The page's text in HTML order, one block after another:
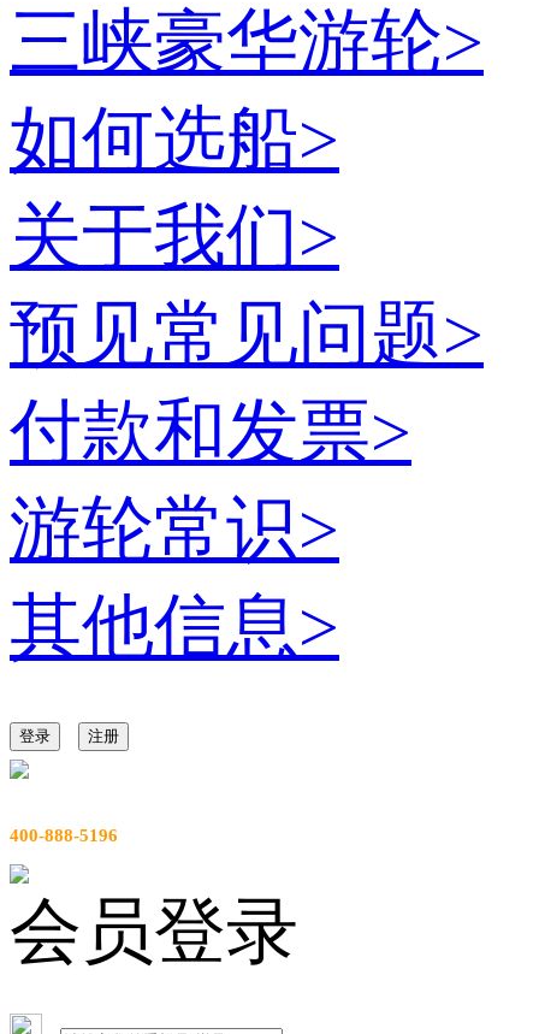
三峡豪华游轮>
如何选船>
关于我们>
预见常见问题>
付款和发票>
游轮常识>
其他信息>
登录 注册
400-888-5196
会员登录